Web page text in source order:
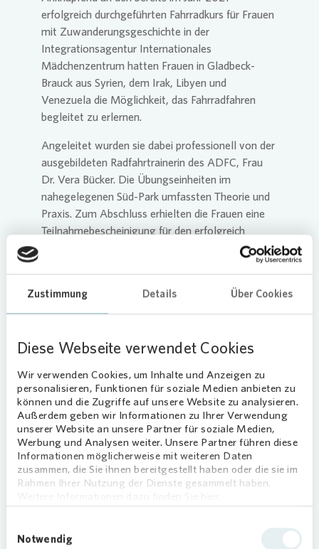
Zustimmung Details Über Cookies
Diese Webseite verwendet Cookies
Wir verwenden Cookies, um Inhalte und Anzeigen zu
personalisieren, Funktionen für soziale Medien anbieten zu
können und die Zugriffe auf unsere Website zu analysieren.
Außerdem geben wir Informationen zu Ihrer Verwendung
unserer Website an unsere Partner für soziale Medien,
Werbung und Analysen weiter. Unsere Partner führen diese
Informationen möglicherweise mit weiteren Daten
zusammen, die Sie ihnen bereitgestellt haben oder die sie im
Rahmen Ihrer Nutzung der Dienste gesammelt haben.
Notwendig
erfolgreich durchgeführten Fahrradkurs für Frauen
mit Zuwanderungsgeschichte in der
Integrationsagentur Internationales
Mädchenzentrum hatten Frauen in Gladbeck-
Brauck aus Syrien, dem Irak, Libyen und
Venezuela die Möglichkeit, das Fahrradfahren
begleitet zu erlernen.
Angeleitet wurden sie dabei professionell von der
ausgebildeten Radfahrtrainerin des ADFC, Frau
Dr. Vera Bücker. Die Übungseinheiten im
nahegelegenen Süd-Park umfassten Theorie und
Praxis. Zum Abschluss erhielten die Frauen eine
Teilnahmebescheinigung für den erfolgreich
Selbstvertrauen stärken
stärkte ihre Vorbildfunktion innerhalb ihrer
von dem Gladbecker Netzwerk, vielen
Organisationen und Unternehmen unterstützt.
Beteiligt waren nebenVonovia die
Integrationsagentur Internationales
Mädchenzentrum, die Umweltabteilung der Stadt
Gladbeck und das Büro für interkulturelle Arbeit.
Die rebeq GmbH im Rahmen des Projektes
und Spendenfahrräder.